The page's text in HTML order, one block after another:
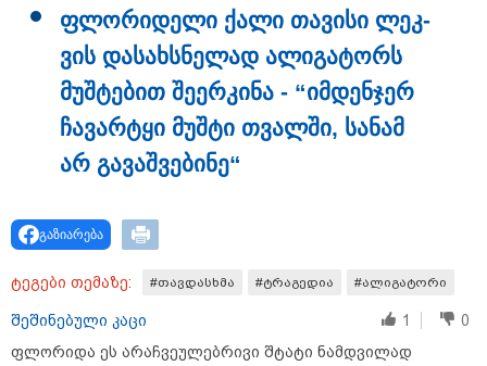
19:42 / 06-08-2026
"იმნაძემ მის მეგობრებს
ალექსანდრე გაბაშვილს და
გიორგი მალანიას უთხრა,
თითქოსდა მისი მასწავლებელი,
გიგა ავალიანი ზედმეტ
ყურადღებას იჩენდა მის
ბრალდება წარუდგინა
ფლო­რი­დე­ლი ქალი თა­ვი­სი ლეკ­
ვის და­სახ­სნე­ლად ალი­გა­ტორს
მუშ­ტე­ბით შე­ერ­კი­ნა - “იმ­დენ­ჯერ
ჩა­ვარ­ტყი მუშ­ტი თვალ­ში, სა­ნამ
არ გა­ვაშ­ვე­ბი­ნე“
გაზიარება
ტეგები თემაზე: #თავდასხმა #ტრაგედია #ალიგატორი
შეშინებული კაცი 1
0
ფლორიდა ეს არაჩვეულებრივი შტატი ნამდვილად